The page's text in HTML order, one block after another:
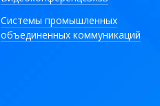
Системы промышленных
объединенных коммуникаций